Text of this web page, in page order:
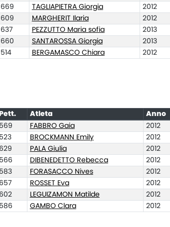
669 TAGLIAPIETRA Giorgia 2012
609 MARGHERIT Ilaria 2012
637 PEZZUTTO Maria sofia 2013
660 SANTAROSSA Giorgia 2013
514 BERGAMASCO Chiara 2012
Pett. Atleta Anno
569 FABBRO Gaia 2012
523 BROCKMANN Emily 2012
629 PALA Giulia 2012
566 DIBENEDETTO Rebecca 2012
583 FORASACCO Nives 2012
657 ROSSET Eva 2012
602 LEGUIZAMON Matilde 2012
586 GAMBO Clara 2012